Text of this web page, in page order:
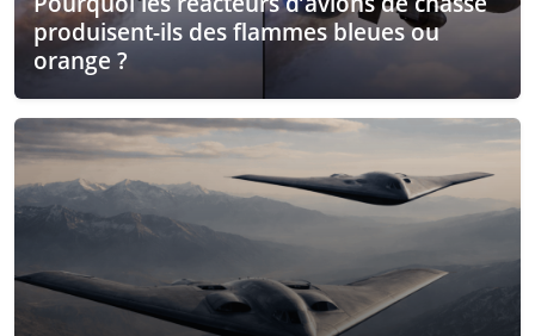
produisent-ils des flammes bleues ou
orange ?